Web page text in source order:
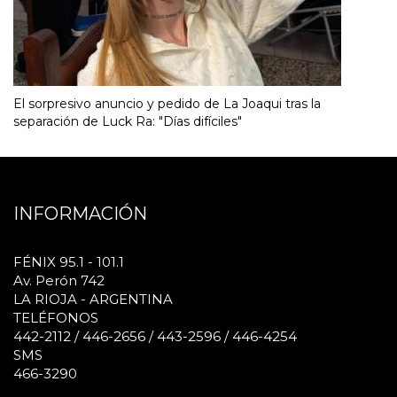
El sorpresivo anuncio y pedido de La Joaqui tras la
separación de Luck Ra: "Días difíciles"
INFORMACIÓN
FÉNIX 95.1 - 101.1
Av. Perón 742
LA RIOJA - ARGENTINA
TELÉFONOS
442-2112 / 446-2656 / 443-2596 / 446-4254
SMS
466-3290